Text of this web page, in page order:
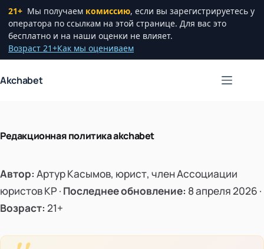
21+ Мы получаем комиссию, если вы зарегистрируетесь у
оператора по ссылкам на этой странице. Для вас это
бесплатно и на наши оценки не влияет.
Возраст 21+Как мы оцениваем
к
Akchabet
Редакционная политика akchabet
Автор: Артур Касымов, юрист, член Ассоциации
юристов КР · Последнее обновление: 8 апреля 2026 ·
Возраст: 21+